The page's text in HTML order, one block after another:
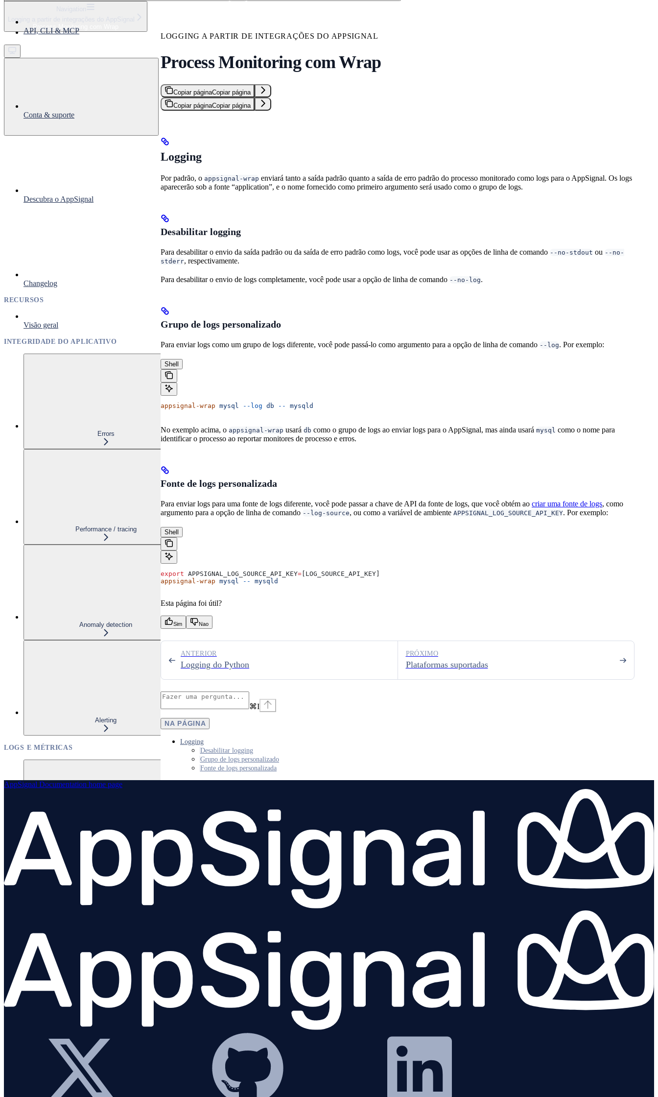
Get started
Logging a partir de integrações do AppSignal
Process Monitoring com Wrap
API, CLI & MCP
Conta & suporte
Descubra o AppSignal
Changelog
RECURSOS
Visão geral
INTEGRIDADE DO APLICATIVO
Errors
Performance / tracing
Anomaly detection
Alerting
LOGS E MÉTRICAS
Logs
Visão geral
Configurar logging
Node.js
Go
Logging do PHP
Python
Process Monitoring com Wrap
Plataformas de logging
LOGGING A PARTIR DE INTEGRAÇÕES DO APPSIGNAL
Process Monitoring com Wrap
Copiar páginaCopiar página
Copiar páginaCopiar página
Logging
Por padrão, o appsignal-wrap enviará tanto a saída padrão quanto a saída de erro padrão do processo monitorado como logs para o AppSignal. Os logs
aparecerão sob a fonte “application”, e o nome fornecido como primeiro argumento será usado como o grupo de logs.
Desabilitar logging
Para desabilitar o envio da saída padrão ou da saída de erro padrão como logs, você pode usar as opções de linha de comando --no-stdout ou --no-
stderr, respectivamente.
Para desabilitar o envio de logs completamente, você pode usar a opção de linha de comando --no-log.
Grupo de logs personalizado
Para enviar logs como um grupo de logs diferente, você pode passá-lo como argumento para a opção de linha de comando --log. Por exemplo:
Shell
appsignal-wrap mysql --log db -- mysqld
No exemplo acima, o appsignal-wrap usará db como o grupo de logs ao enviar logs para o AppSignal, mas ainda usará mysql como o nome para
identificar o processo ao reportar monitores de processo e erros.
Fonte de logs personalizada
Para enviar logs para uma fonte de logs diferente, você pode passar a chave de API da fonte de logs, que você obtém ao criar uma fonte de logs, como
argumento para a opção de linha de comando --log-source, ou como a variável de ambiente APPSIGNAL_LOG_SOURCE_API_KEY. Por exemplo:
Shell
export APPSIGNAL_LOG_SOURCE_API_KEY= [LOG_SOURCE_API_KEY]
appsignal-wrap mysql -- mysqld
Esta página foi útil?
Sim Nao
Logging do Python
ANTERIOR
Plataformas suportadas
PRÓXIMO
⌘I
NA PÁGINA
Logging
Desabilitar logging
Grupo de logs personalizado
Fonte de logs personalizada
AppSignal Documentation home page